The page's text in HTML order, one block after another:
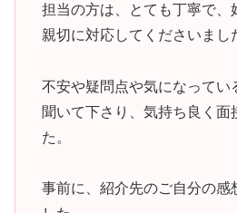
担当の方は、とても丁寧で、
親切に対応してくださいまし
不安や疑問点や気になってい
聞いて下さり、気持ち良く面
た。
事前に、紹介先のご自分の感